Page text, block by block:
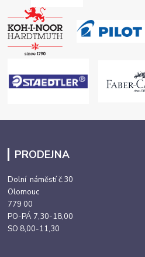
PRODEJNA
Dolní náměstí č.30
Olomouc
779 00
PO-PÁ 7,30-18,00
SO 8,00-11,30